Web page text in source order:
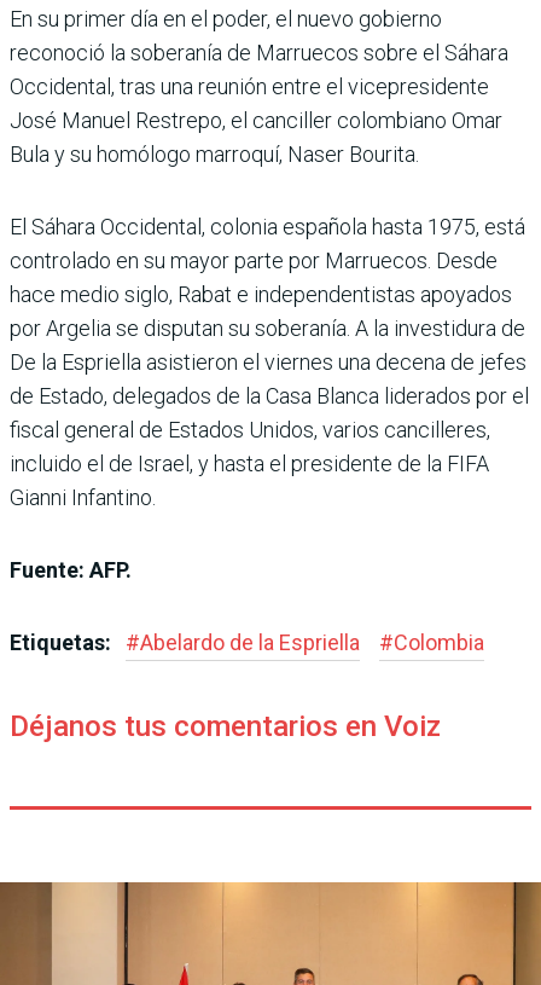
En su primer día en el poder, el nuevo gobierno
reconoció la soberanía de Marruecos sobre el Sáhara
Occidental, tras una reunión entre el vicepresidente
José Manuel Restrepo, el canciller colombiano Omar
Bula y su homólogo marroquí, Naser Bourita.
El Sáhara Occidental, colonia española hasta 1975, está
controlado en su mayor parte por Marruecos. Desde
hace medio siglo, Rabat e independentistas apoyados
por Argelia se disputan su soberanía. A la investidura de
De la Espriella asistieron el viernes una decena de jefes
de Estado, delegados de la Casa Blanca liderados por el
fiscal general de Estados Unidos, varios cancilleres,
incluido el de Israel, y hasta el presidente de la FIFA
Gianni Infantino.
Fuente: AFP.
Etiquetas: #Abelardo de la Espriella #Colombia
Déjanos tus comentarios en Voiz